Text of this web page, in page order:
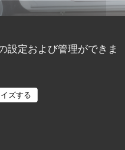
設定および管理ができま
ズする